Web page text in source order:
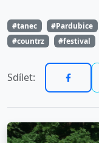
#tanec #Pardubice
#countrz
#festival
Sdílet: